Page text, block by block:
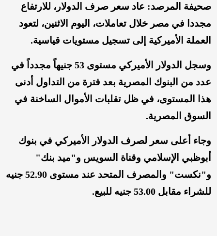
صحيفة المرصد: عاد سعر صرف الدولار، للارتفاع
مجددا في مصر خلال تعاملات، اليوم الاثنين، لتعود
العملة الأميركية إلى تسجيل مستويات قياسية.
وسجل الدولار الأميركي مستوى 53 جنيهاً مجدداً في
عدد من البنوك المصرية بعد فترة من التداول أدنى
هذا المستوى، في ظل تقلبات الأموال الساخنة في
السوق المصرية.
وجاء أعلى سعر لصرف الدولار الأميركي في بنوك
أبوظبي الإسلامي وقناة السويس و"ميد بنك"
و"نكست" والمصرف المتحد عند مستوى 52.90 جنيه
للشراء مقابل 53.00 جنيه للبيع.